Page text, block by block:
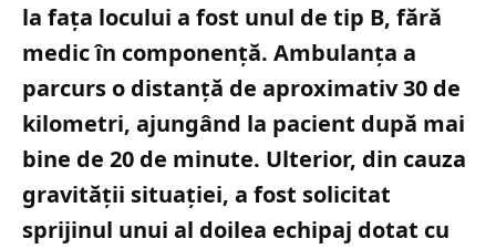
la fața locului a fost unul de tip B, fără
medic în componență. Ambulanța a
parcurs o distanță de aproximativ 30 de
kilometri, ajungând la pacient după mai
bine de 20 de minute. Ulterior, din cauza
gravității situației, a fost solicitat
sprijinul unui al doilea echipaj dotat cu